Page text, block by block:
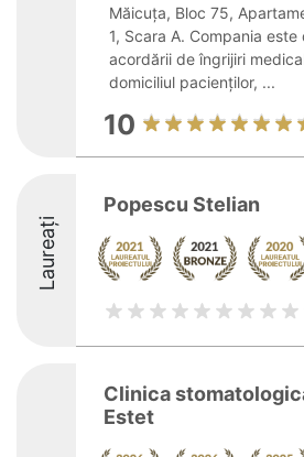
Măicuța, Bloc 75,
1, Scara A. Compania
acordării de îngrijiri
domiciliul pacienților, ...
10
Laureați
Popescu Stelian
Clinica
Estet